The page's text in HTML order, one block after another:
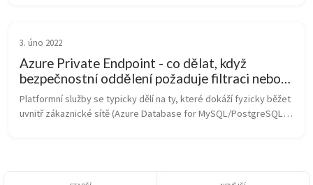
3. úno 2022
Azure Private Endpoint - co dělat, když
bezpečnostní oddělení požaduje filtraci nebo
inspekci komunikace?
Platformní služby se typicky dělí na ty, které dokáží fyzicky běžet
uvnitř zákaznické sítě (Azure Database for MySQL/PostgreSQL